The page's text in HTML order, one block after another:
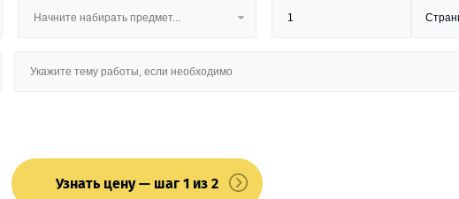
Узнать цену — шаг 1 из 2